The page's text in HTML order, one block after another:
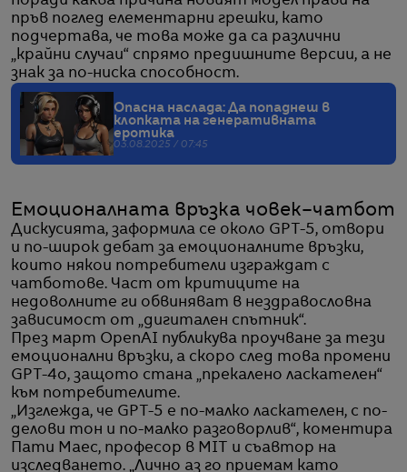
пръв поглед елементарни грешки, като
подчертава, че това може да са различни
„крайни случаи“ спрямо предишните версии, а не
знак за по-ниска способност.
Опасна наслада: Да попаднеш в
клопката на генеративната
еротика
03.08.2025 / 07:45
Емоционалната връзка човек–чатбот
Дискусията, заформила се около GPT-5, отвори
и по-широк дебат за емоционалните връзки,
които някои потребители изграждат с
чатботове. Част от критиците на
недоволните ги обвиняват в нездравословна
зависимост от „дигитален спътник“.
През март OpenAI публикува проучване за тези
емоционални връзки, а скоро след това промени
GPT-4o, защото стана „прекалено ласкателен“
към потребителите.
„Изглежда, че GPT-5 е по-малко ласкателен, с по-
делови тон и по-малко разговорлив“, коментира
Пати Маес, професор в MIT и съавтор на
изследването. „Лично аз го приемам като